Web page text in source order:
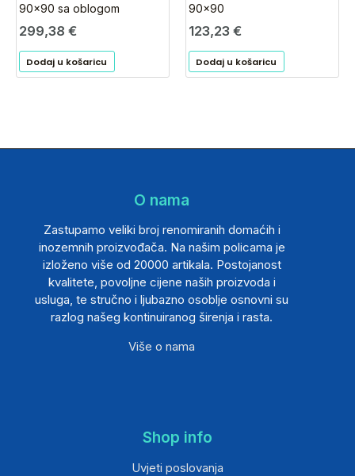
90×90 sa oblogom
299,38 €
Dodaj u košaricu
90×90
123,23 €
Dodaj u košaricu
O nama
Zastupamo veliki broj renomiranih domaćih i
inozemnih proizvođača. Na našim policama je
izloženo više od 20000 artikala. Postojanost
kvalitete, povoljne cijene naših proizvoda i
usluga, te stručno i ljubazno osoblje osnovni su
razlog našeg kontinuiranog širenja i rasta.
Više o nama
Shop info
Uvjeti poslovanja